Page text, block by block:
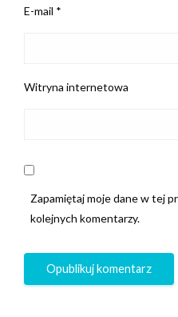
E-mail *
Witryna internetowa
Zapamiętaj moje dane w tej
kolejnych komentarzy.